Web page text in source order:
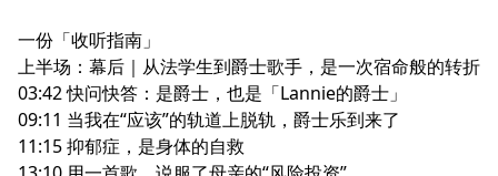
一份「收听指南」
上半场：幕后｜从法学生到爵士歌手，是一次宿命般的转折
03:42 快问快答：是爵士，也是「Lannie的爵士」
09:11 当我在“应该”的轨道上脱轨，爵士乐到来了
11:15 抑郁症，是身体的自救